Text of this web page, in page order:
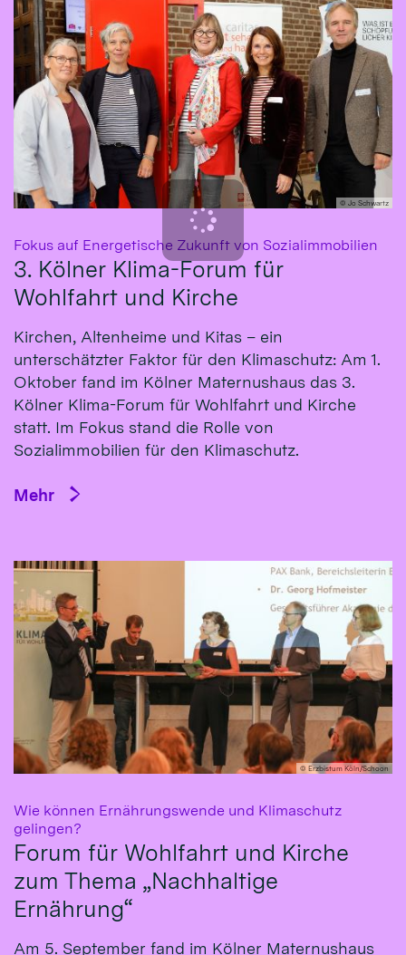
© Jo Schwartz
Fokus auf Energetische Zukunft von Sozialimmobilien
3. Kölner Klima-Forum für
Wohlfahrt und Kirche
Kirchen, Altenheime und Kitas – ein
unterschätzter Faktor für den Klimaschutz: Am 1.
Oktober fand im Kölner Maternushaus das 3.
Kölner Klima-Forum für Wohlfahrt und Kirche
statt. Im Fokus stand die Rolle von
Sozialimmobilien für den Klimaschutz.
Mehr
© Erzbistum Köln/Schoon
Wie können Ernährungswende und Klimaschutz
gelingen?
Forum für Wohlfahrt und Kirche
zum Thema „Nachhaltige
Ernährung“
Am 5. September fand im Kölner Maternushaus